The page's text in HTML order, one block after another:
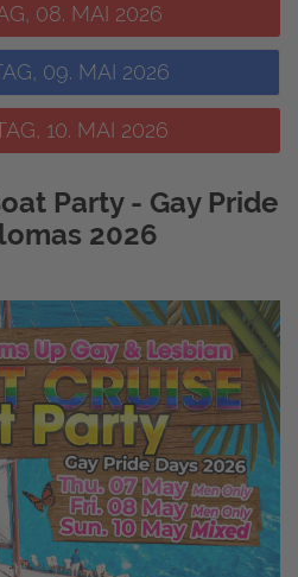
08. MAI 2026
09. MAI 2026
10. MAI 2026
Party - Gay Pride
2026